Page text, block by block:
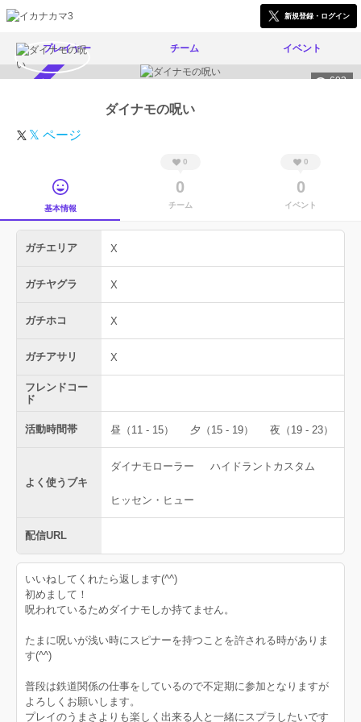
新規登録・ログイン
プレイヤー チーム イベント
603
ダイナモの呪い
𝕏 ページ
基本情報
0
0
チーム
0
0
イベント
ガチエリア X
ガチヤグラ X
ガチホコ X
ガチアサリ X
フレンドコー
ド
活動時間帯 昼（11 - 15） 夕（15 - 19） 夜（19 - 23）
よく使うブキ
ダイナモローラー ハイドラントカスタム
ヒッセン・ヒュー
配信URL
いいねしてくれたら返します(^^)
初めまして！
呪われているためダイナモしか持てません。
たまに呪いが浅い時にスピナーを持つことを許される時がありま
す(^^)
普段は鉄道関係の仕事をしているので不定期に参加となりますが
よろしくお願いします。
プレイのうまさよりも楽しく出来る人と一緒にスプラしたいです